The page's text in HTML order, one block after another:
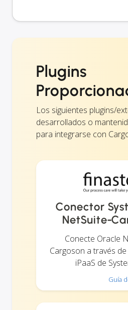
Plugins
Los siguientes plugins/
desarrollados o
para integrarse con
Conector
NetSuite-
Conecte Oracle
Cargoson a través
iPaaS de
Guía